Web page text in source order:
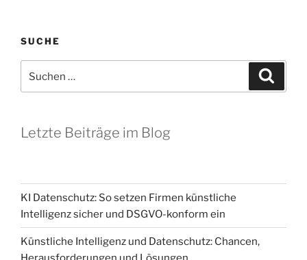
SUCHE
nach:
Letzte Beiträge im Blog
KI Datenschutz: So setzen Firmen künstliche
Intelligenz sicher und DSGVO-konform ein
Künstliche Intelligenz und Datenschutz: Chancen,